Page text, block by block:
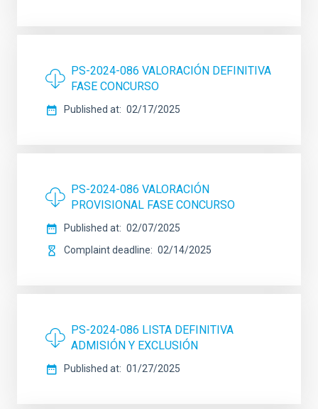
PS-2024-086 VALORACIÓN DEFINITIVA
FASE CONCURSO
Published at 02/17/2025
PS-2024-086 VALORACIÓN
PROVISIONAL FASE CONCURSO
Published at
02/07/2025
Complaint deadline
02/14/2025
PS-2024-086 LISTA DEFINITIVA
ADMISIÓN Y EXCLUSIÓN
Published at 01/27/2025